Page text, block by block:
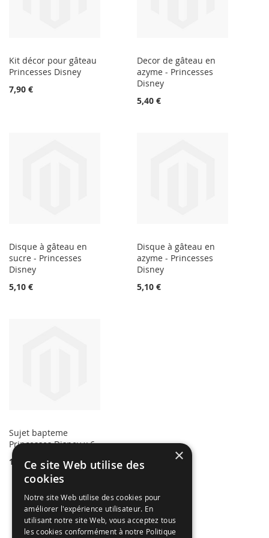
Kit décor pour gâteau
Princesses Disney
7,90 €
Decor de gâteau en
azyme - Princesses
Disney
5,40 €
Disque à gâteau en
sucre - Princesses
Disney
5,10 €
Disque à gâteau en
azyme - Princesses
Disney
5,10 €
Sujet bapteme
Princesses Disney x 6
13,99 €
×
Ce site Web utilise des
cookies
Notre site Web utilise des cookies pour
améliorer l'expérience utilisateur. En
utilisant notre site Web, vous acceptez tous
les cookies conformément à notre Politique